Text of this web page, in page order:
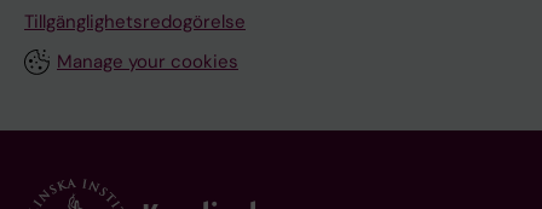
Tillgänglighetsredogörelse
Manage your cookies